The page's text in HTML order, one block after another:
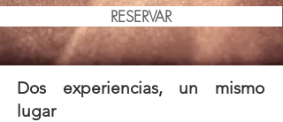
RESERVAR
Dos experiencias, un mismo
lugar